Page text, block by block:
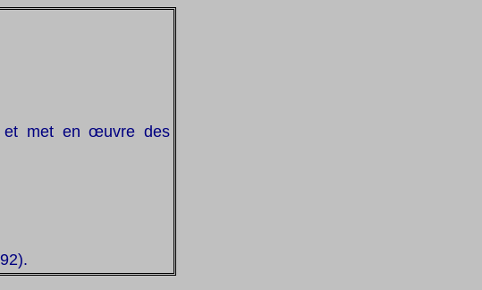
et met en œuvre des